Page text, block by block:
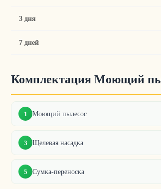
3 дня
7 дней
Комплектация Моющий
1 Моющий пылесос
3 Щелевая насадка
5 Сумка-переноска